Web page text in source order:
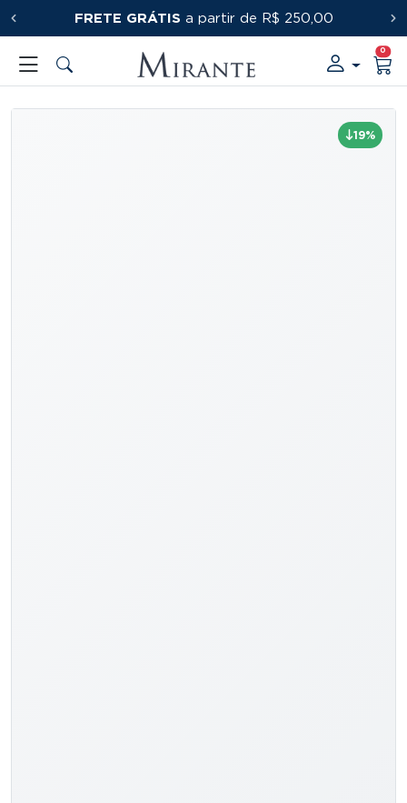
PRIMEIRACOMPRA
FRETE GRÁTIS a partir de R$ 250,00
0
19%